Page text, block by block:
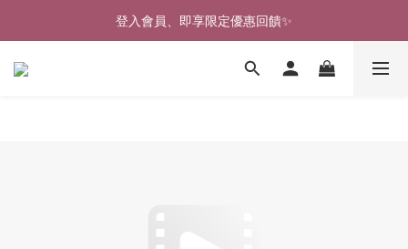
🎉新北淡水實體門市🤗歡迎蒞臨試穿🎉
登入會員、即享限定優惠回饋✨
🎉新北淡水實體門市🤗歡迎蒞臨試穿🎉